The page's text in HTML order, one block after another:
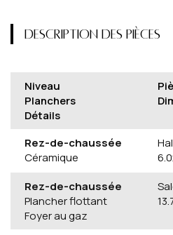
DESCRIPTION DES PIÈCES
Niveau
Planchers
Détails
Rez-de-chaussée
Céramique
Rez-de-chaussée
Plancher flottant
Foyer au gaz